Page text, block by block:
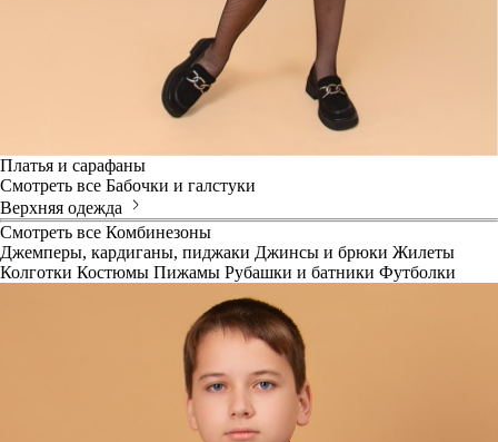
Платья и сарафаны
Смотреть все Бабочки и галстуки
Верхняя одежда
Смотреть все Комбинезоны
Джемперы, кардиганы, пиджаки Джинсы и брюки Жилеты
Колготки Костюмы Пижамы Рубашки и батники Футболки